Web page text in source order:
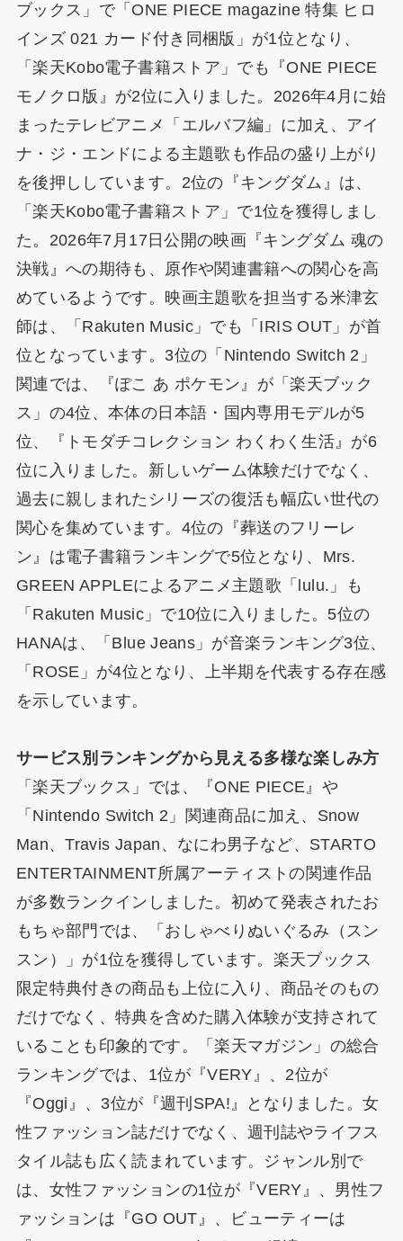
ブックス」で「ONE PIECE magazine 特集 ヒロ
インズ 021 カード付き同梱版」が1位となり、
「楽天Kobo電子書籍ストア」でも『ONE PIECE
モノクロ版』が2位に入りました。2026年4月に始
まったテレビアニメ「エルバフ編」に加え、アイ
ナ・ジ・エンドによる主題歌も作品の盛り上がり
を後押ししています。2位の『キングダム』は、
「楽天Kobo電子書籍ストア」で1位を獲得しまし
た。2026年7月17日公開の映画『キングダム 魂の
決戦』への期待も、原作や関連書籍への関心を高
めているようです。映画主題歌を担当する米津玄
師は、「Rakuten Music」でも「IRIS OUT」が首
位となっています。3位の「Nintendo Switch 2」
関連では、『ぽこ あ ポケモン』が「楽天ブック
ス」の4位、本体の日本語・国内専用モデルが5
位、『トモダチコレクション わくわく生活』が6
位に入りました。新しいゲーム体験だけでなく、
過去に親しまれたシリーズの復活も幅広い世代の
関心を集めています。4位の『葬送のフリーレ
ン』は電子書籍ランキングで5位となり、Mrs.
GREEN APPLEによるアニメ主題歌「lulu.」も
「Rakuten Music」で10位に入りました。5位の
HANAは、「Blue Jeans」が音楽ランキング3位、
「ROSE」が4位となり、上半期を代表する存在感
を示しています。
サービス別ランキングから見える多様な楽しみ方
「楽天ブックス」では、『ONE PIECE』や
「Nintendo Switch 2」関連商品に加え、Snow
Man、Travis Japan、なにわ男子など、STARTO
ENTERTAINMENT所属アーティストの関連作品
が多数ランクインしました。初めて発表されたお
もちゃ部門では、「おしゃべりぬいぐるみ（スン
スン）」が1位を獲得しています。楽天ブックス
限定特典付きの商品も上位に入り、商品そのもの
だけでなく、特典を含めた購入体験が支持されて
いることも印象的です。「楽天マガジン」の総合
ランキングでは、1位が『VERY』、2位が
『Oggi』、3位が『週刊SPA!』となりました。女
性ファッション誌だけでなく、週刊誌やライフス
タイル誌も広く読まれています。ジャンル別で
は、女性ファッションの1位が『VERY』、男性フ
ァッションは『GO OUT』、ビューティーは